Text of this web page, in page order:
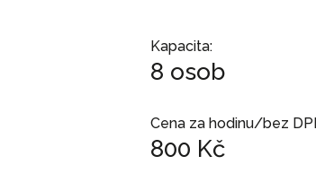
Tento prostor je
smluv. Při pronájmu je v
Kapacita:
8 osob
Cena za hodinu/bez
800 Kč